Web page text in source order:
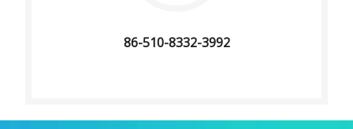
86-510-8332-3992